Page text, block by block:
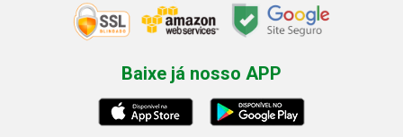
Baixe já nosso APP